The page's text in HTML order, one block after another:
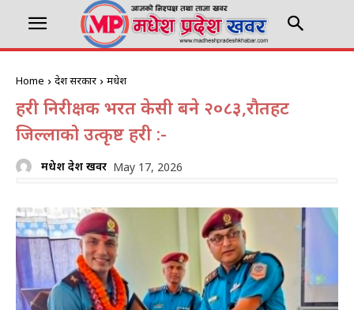
Home प्रदेश सरकार मधेश
प्रहरी निरीक्षक भरत केसी बने २०८३,राैतहट
जिल्लाको उत्कृष्ट प्रहरी :-
मधेश प्रदेश खवर May 17, 2026